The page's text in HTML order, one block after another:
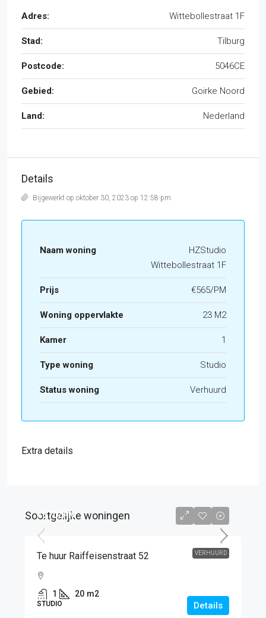
Adres: Wittebollestraat 1F
Stad: Tilburg
Postcode: 5046CE
Gebied: Goirke Noord
Land: Nederland
Details
Bijgewerkt op oktober 30, 2023 op 12:58 pm
Naam woning
HZStudio
Wittebollestraat 1F
Prijs €565/PM
Woning oppervlakte 23 M2
Kamer 1
Type woning Studio
Status woning Verhuurd
Extra details
Soortgelijke woningen
VERHUURD
€670/PM
Te huur Raiffeisenstraat 52
1 20 m2
STUDIO Details